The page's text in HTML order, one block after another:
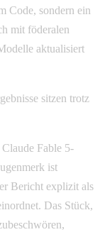
Code, sondern ein
mit föderalen
aktualisiert
sitzen trotz
Fable 5-
ist
Bericht explizit als
Das Stück,